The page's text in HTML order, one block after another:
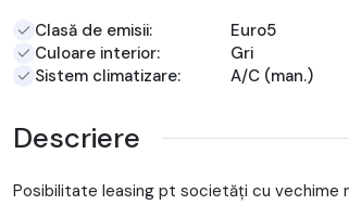
Clasă de emisii: Euro5
Culoare interior:
Gri
Sistem climatizare:
A/C (man.)
Descriere
Posibilitate leasing pt societăți cu vechime